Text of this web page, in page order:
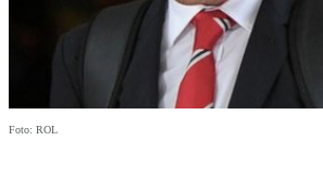
Foto: ROL